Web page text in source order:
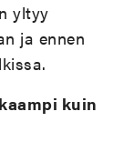
yltyy
ja ennen
kuin